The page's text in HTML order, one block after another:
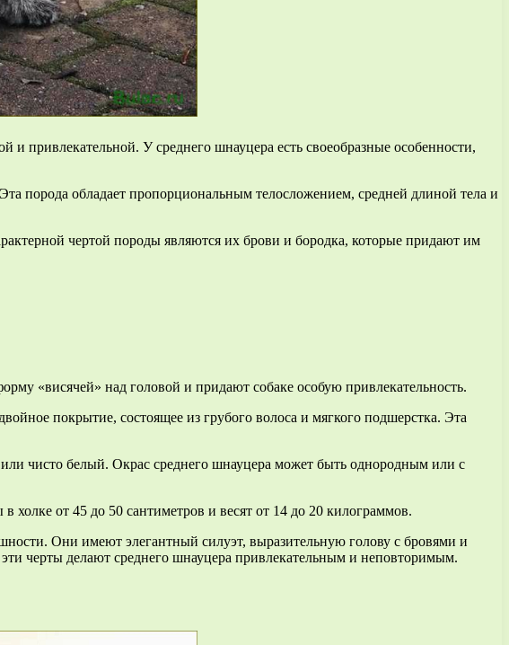
привлекательной. У среднего шнауцера есть своеобразные особенности,
порода обладает пропорциональным телосложением, средней длиной тела и
чертой породы являются их брови и бородка, которые придают им
«висячей» над головой и придают собаке особую привлекательность.
покрытие, состоящее из грубого волоса и мягкого подшерстка. Эта
чисто белый. Окрас среднего шнауцера может быть однородным или с
от 45 до 50 сантиметров и весят от 14 до 20 килограммов.
Они имеют элегантный силуэт, выразительную голову с бровями и
черты делают среднего шнауцера привлекательным и неповторимым.